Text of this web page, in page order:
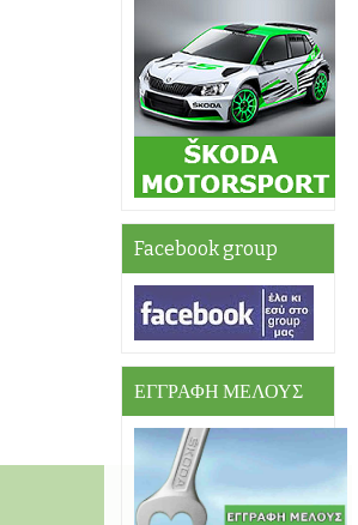
Facebook group
ΕΓΓΡΑΦΗ ΜΕΛΟΥΣ